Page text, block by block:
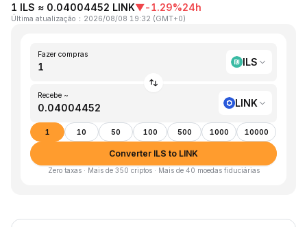
1 ILS ≈ 0.04004452 LINK▼-1.29%24h
Última atualização ： 2026/08/08 19:32 (GMT+0)
Fazer compras
ILS
Recebe ~
LINK
1 10 50 100 500 1000 10000
Converter ILS to LINK
Zero taxas · Mais de 350 criptos · Mais de 40 moedas fiduciárias